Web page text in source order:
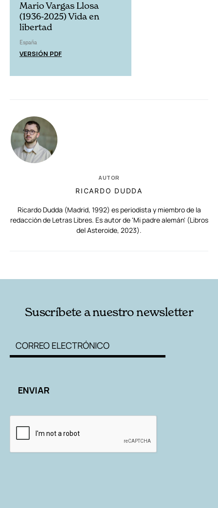
Mario Vargas Llosa
(1936-2025) Vida en
libertad
España
VERSIÓN PDF
AUTOR
RICARDO DUDDA
Ricardo Dudda (Madrid, 1992) es periodista y miembro de la
redacción de Letras Libres. Es autor de 'Mi padre alemán' (Libros
del Asteroide, 2023).
Suscríbete a nuestro newsletter